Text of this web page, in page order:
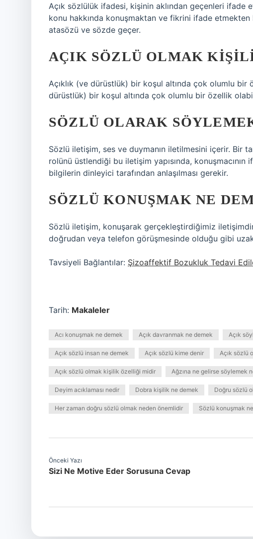
Açık sözlülük ifadesi, kişinin aklından geçenleri ifade
konu hakkında konuşmaktan ve fikrini ifade
atasözü ve sözde geçer.
AÇIK SÖZLÜ OLMAK
Açıklık (ve dürüstlük) bir koşul altında çok olumlu bir
dürüstlük) bir koşul altında çok olumlu bir özellik
SÖZLÜ OLARAK
Sözlü iletişim, ses ve duymanın iletilmesini içerir. Bir
rolünü üstlendiği bu iletişim yapısında,
bilgilerin dinleyici tarafından anlaşılması gerekir.
SÖZLÜ KONUŞMAK NE
Sözlü iletişim, konuşarak gerçekleştirdiğimiz
doğrudan veya telefon görüşmesinde olduğu gibi
Tavsiyeli Bağlantılar: Şizoaffektif Bozukluk Tedavi
Tarih: Makaleler
Acı konuşmak ne demek Açık davranmak ne demek Açık
Açık sözlü insan ne demek Açık sözlü kime denir Açık sözlü
Açık sözlü olmak kişilik özelliği midir Ağzına ne gelirse söylemek
Deyim acıklaması nedir Dobra kişilik ne demek Doğru sözlü
Her zaman doğru sözlü olmak neden önemlidir Sözlü konuşmak
Önceki Yazı
Sizi Ne Motive Eder Sorusuna Cevap